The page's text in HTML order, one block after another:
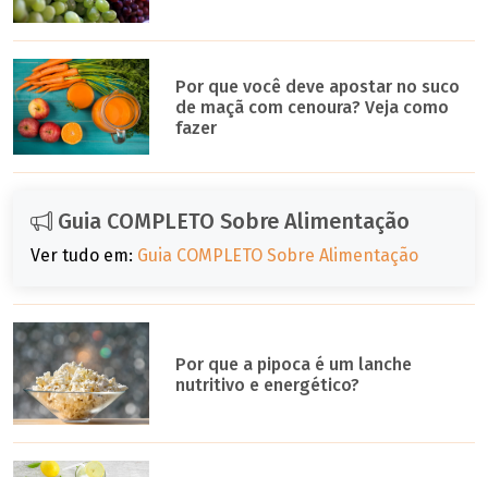
Por que você deve apostar no suco
de maçã com cenoura? Veja como
fazer
Guia COMPLETO Sobre Alimentação
Ver tudo em: Guia COMPLETO Sobre Alimentação
Por que a pipoca é um lanche
nutritivo e energético?